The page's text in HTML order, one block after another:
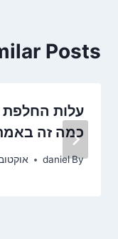
Posts
עלות החלפת
כמה זה
By
daniel אוקטובר 1,